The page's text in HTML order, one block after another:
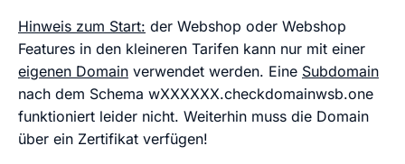
Hinweis zum Start: der Webshop oder Webshop
Features in den kleineren Tarifen kann nur mit einer
eigenen Domain verwendet werden. Eine Subdomain
nach dem Schema wXXXXXX.checkdomainwsb.one
funktioniert leider nicht. Weiterhin muss die Domain
über ein Zertifikat verfügen!